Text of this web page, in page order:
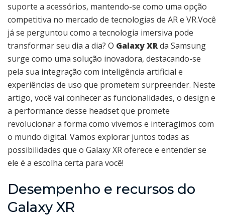
suporte a acessórios, mantendo-se como uma opção
competitiva no mercado de tecnologias de AR e VR.Você
já se perguntou como a tecnologia imersiva pode
transformar seu dia a dia? O Galaxy XRda Samsung
surge como uma solução inovadora, destacando-se
pela sua integração com inteligência artificial e
experiências de uso que prometem surpreender. Neste
artigo, você vai conhecer as funcionalidades, o design e
a performance desse headset que promete
revolucionar a forma como vivemos e interagimos com
o mundo digital. Vamos explorar juntos todas as
possibilidades que o Galaxy XR oferece e entender se
ele é a escolha certa para você!
Desempenho e recursos do
Galaxy XR